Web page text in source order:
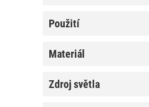
(CRI)
použití
použití
materiál
materiál
zdroj
zdroj světla